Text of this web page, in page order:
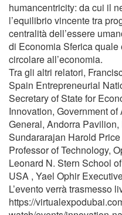
humancentricity: da cui il
l’equilibrio vincente tra
centralità dell’essere
di Economia Sferica
circolare all’economia.
Tra gli altri relatori,
Spain Entrepreneurial
Secretary of State for
Innovation, Government
General, Andorra
Sundararajan Harold
Professor of Technology,
Leonard N. Stern School
USA , Yael Ophir
L’evento verrà trasmesso
https://